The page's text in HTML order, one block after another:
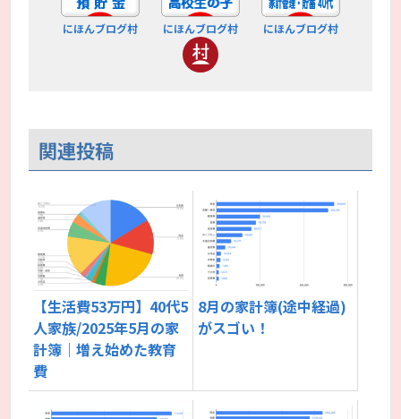
にほんブログ村 にほんブログ村 にほんブログ村
関連投稿
【生活費53万円】40代5
人家族/2025年5月の家
計簿｜増え始めた教育
費
8月の家計簿(途中経過)
がスゴい！